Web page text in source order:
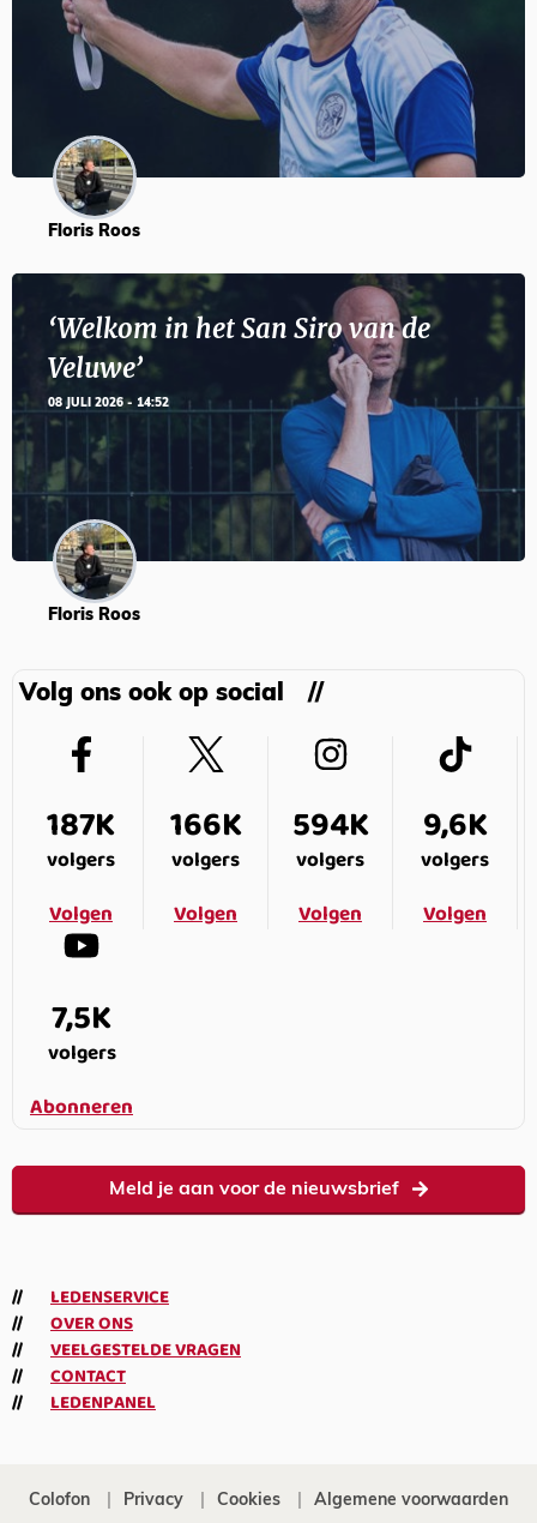
Floris Roos
‘Welkom in het San Siro van de
Veluwe’
08 JULI 2026 - 14:52
Floris Roos
Volg ons ook op social
187K
volgers
Volgen
166K
volgers
Volgen
594K
volgers
Volgen
9,6K
volgers
Volgen
7,5K
volgers
Abonneren
Meld je aan voor de nieuwsbrief
LEDENSERVICE
OVER ONS
VEELGESTELDE VRAGEN
CONTACT
LEDENPANEL
Colofon Privacy Cookies Algemene voorwaarden